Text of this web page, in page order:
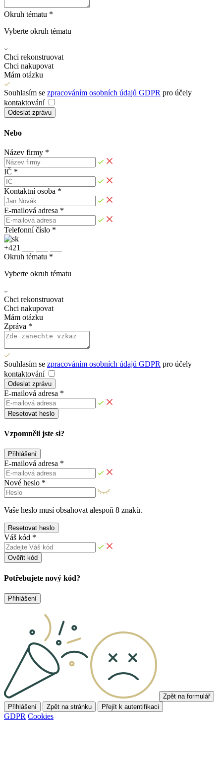
Okruh tématu *
Vyberte okruh tématu
Chci rekonstruovat
Chci nakupovat
Mám otázku
Souhlasím se zpracováním osobních údajů GDPR pro účely
kontaktování
Odeslat zprávu
Nebo
Název firmy *
IČ *
Kontaktní osoba *
E-mailová adresa *
Telefonní číslo *
+421
Okruh tématu *
Vyberte okruh tématu
Chci rekonstruovat
Chci nakupovat
Mám otázku
Zpráva *
Souhlasím se zpracováním osobních údajů GDPR pro účely
kontaktování
Odeslat zprávu
E-mailová adresa *
Resetovat heslo
Vzpomněli jste si?
Přihlášení
E-mailová adresa *
Nové heslo *
Vaše heslo musí obsahovat alespoň 8 znaků.
Resetovat heslo
Váš kód *
Ověřit kód
Potřebujete nový kód?
Přihlášení
Zpět na formulář
Přihlášení
Zpět na stránku Přejít k autentifikaci
GDPR Cookies